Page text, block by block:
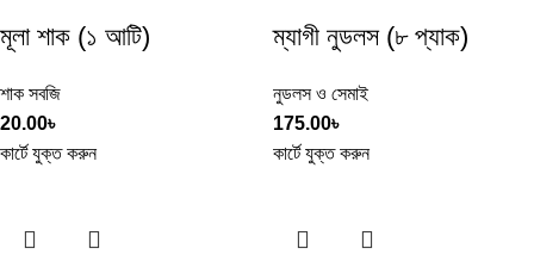
মূলা শাক (১ আটি)
শাক সবজি
20.00৳
কার্টে যুক্ত করুন
ম্যাগী নুডলস (৮ প্যাক)
নুডলস ও সেমাই
175.00৳
কার্টে যুক্ত করুন